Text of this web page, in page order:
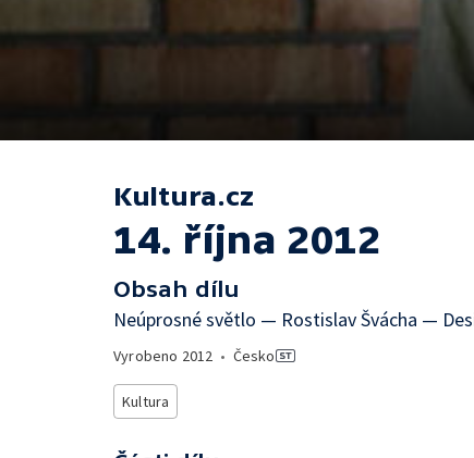
Kultura.cz
14. října 2012
Obsah dílu
Neúprosné světlo — Rostislav Švácha —
Vyrobeno 2012 • Česko
Kultura